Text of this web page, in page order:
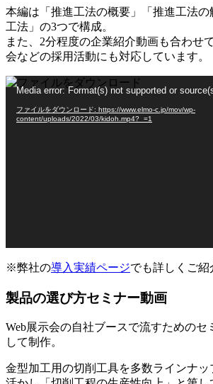
本編は「推進工法の概要」「推進工法
工法」の3つで構成。
また、2分程度の企業紹介動画も合わせ
会などの採用活動にも対応しています。
動
Media error: Format(s) not supported or
ファイルをダウンロード: https://www.elmo-c.jp/mov/wp-
content/uploads/2022/03/kidoh.mp4?_=1
※弊社の導入実績ページでも詳しくご紹
製品の選び方セミナー動画
Web展示会の自社ブースで流すためのセ
して制作。
金型加工用の切削工具を多数ラインナ